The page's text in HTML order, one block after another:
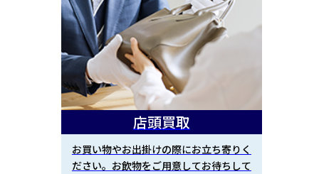
店頭買取
お買い物やお出掛けの際にお立ち寄りく
ださい。お飲物をご用意してお待ちして